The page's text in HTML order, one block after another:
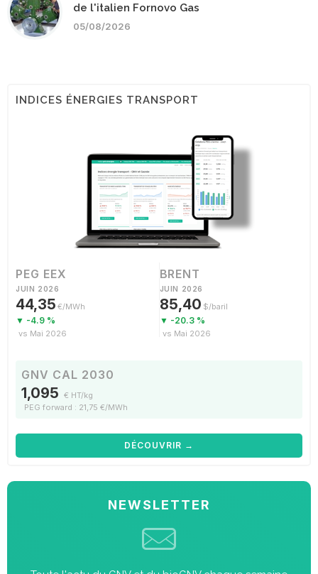
de l'italien Fornovo Gas
05/08/2026
INDICES ÉNERGIES TRANSPORT
PEG EEX
JUIN 2026
44,35 €/MWh
▼ -4.9 %
vs Mai 2026
BRENT
JUIN 2026
85,40 $/baril
▼ -20.3 %
vs Mai 2026
GNV CAL 2030
1,095 € HT/kg
PEG forward : 21,75 €/MWh
DÉCOUVRIR →
NEWSLETTER